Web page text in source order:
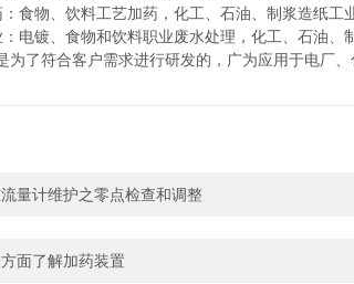
物、饮料工艺加药，化工、石油、制浆造纸工
镀、食物和饮料职业废水处理，化工、石油、
符合客户需求进行研发的，广为应用于电厂、
量计维护之零点检查和调整
面了解加药装置